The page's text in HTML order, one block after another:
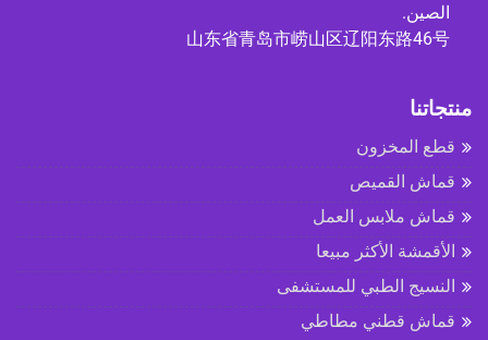
الصين.
山东省青岛市崂山区辽阳东路46号
منتجاتنا
قطع المخزون
قماش القميص
قماش ملابس العمل
الأقمشة الأكثر مبيعا
النسيج الطبي للمستشفى
قماش قطني مطاطي